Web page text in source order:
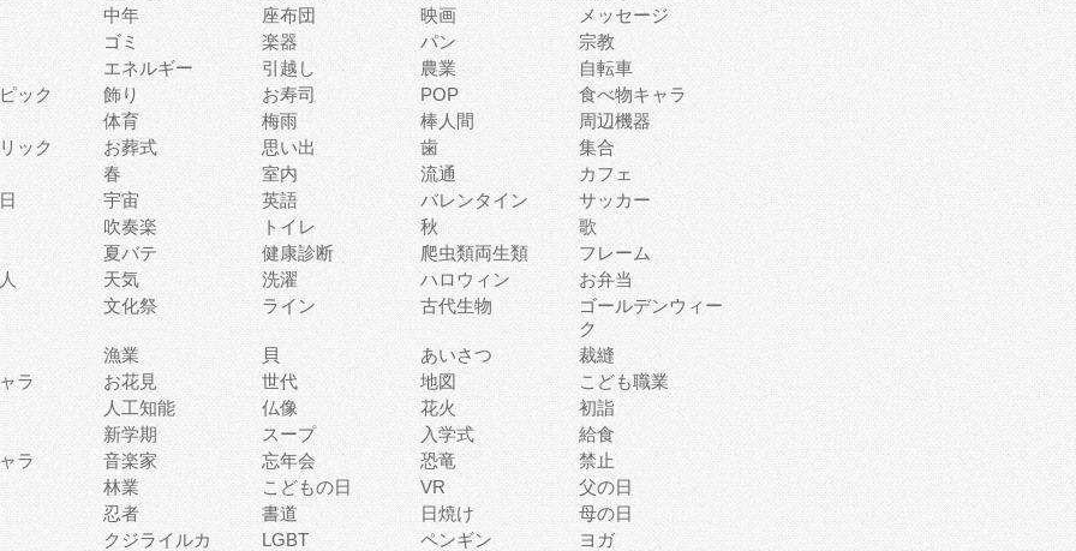
中年
座布団 映画
メッセージ
ゴミ
楽器 パン
宗教
エネルギー
引越し 農業
自転車
ック
飾り お寿司 POP
食べ物キャラ
体育
梅雨 棒人間
周辺機器
ック
お葬式 思い出 歯
集合
春
室内 流通
カフェ
宇宙 英語 バレンタイン
サッカー
吹奏楽
トイレ 秋
歌
夏バテ
健康診断 爬虫類両生類
フレーム
天気 洗濯 ハロウィン
お弁当
文化祭
ライン 古代生物
ゴールデンウィー
ク
漁業
貝 あいさつ
裁縫
ラ
お花見 世代 地図
こども職業
人工知能
仏像 花火
初詣
新学期
スープ 入学式
給食
ラ
音楽家 忘年会 恐竜
禁止
林業
こどもの日 VR
父の日
忍者
書道 日焼け
母の日
クジライルカ
LGBT ペンギン ヨガ